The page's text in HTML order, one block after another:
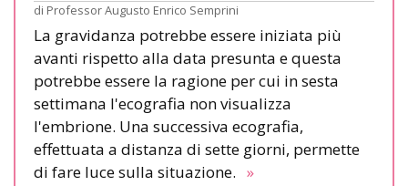
di Professor Augusto Enrico Semprini
La gravidanza potrebbe essere iniziata più
avanti rispetto alla data presunta e questa
potrebbe essere la ragione per cui in sesta
settimana l'ecografia non visualizza
l'embrione. Una successiva ecografia,
effettuata a distanza di sette giorni, permette
di fare luce sulla situazione. »